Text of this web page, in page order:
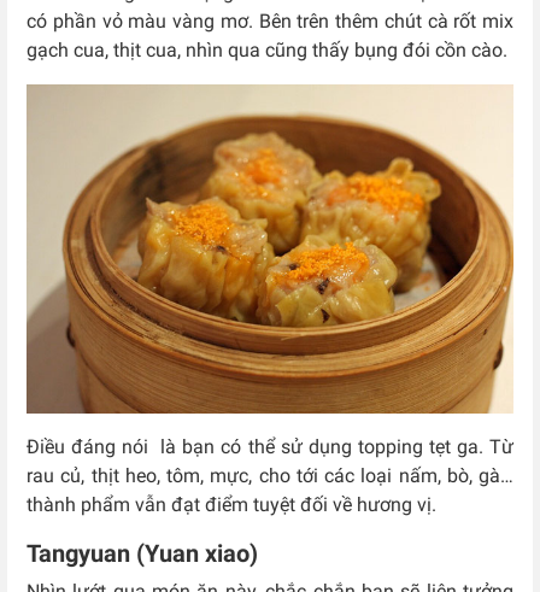
có phần vỏ màu vàng mơ. Bên trên thêm chút cà rốt mix
gạch cua, thịt cua, nhìn qua cũng thấy bụng đói cồn cào.
Điều đáng nói là bạn có thể sử dụng topping tẹt ga. Từ
rau củ, thịt heo, tôm, mực, cho tới các loại nấm, bò, gà…
thành phẩm vẫn đạt điểm tuyệt đối về hương vị.
Tangyuan (Yuan xiao)